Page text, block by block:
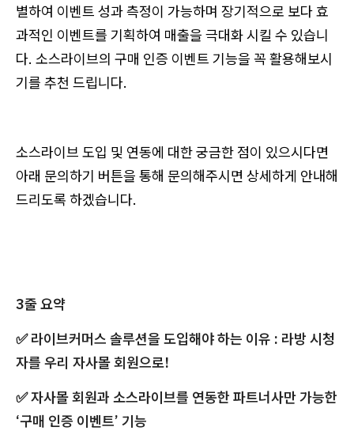
별하여 이벤트 성과 측정이 가능하며 장기적으로 보다 효
과적인 이벤트를 기획하여 매출을 극대화 시킬 수 있습니
다. 소스라이브의 구매 인증 이벤트 기능을 꼭 활용해보시
기를 추천 드립니다.
소스라이브 도입 및 연동에 대한 궁금한 점이 있으시다면
아래 문의하기 버튼을 통해 문의해주시면 상세하게 안내해
드리도록 하겠습니다.
3줄 요약
✅ 라이브커머스 솔루션을 도입해야 하는 이유 : 라방 시청
자를 우리 자사몰 회원으로!
✅ 자사몰 회원과 소스라이브를 연동한 파트너사만 가능한
‘구매 인증 이벤트’ 기능